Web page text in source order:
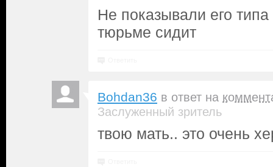
Не показывали его
тюрьме сидит
Bohdan36 в ответ на
Заслуженный зритель
твою мать.. это очень